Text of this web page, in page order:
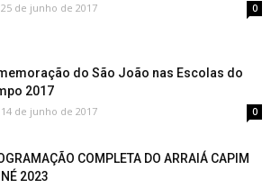
25 de junho de 2017 0
do São João nas Escolas do
2017
14 de junho de 2017 0
COMPLETA DO ARRAIÁ CAPIM
2023